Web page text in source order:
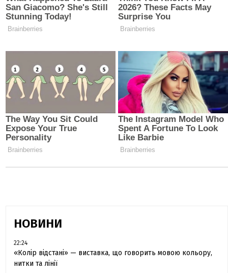
НОВИНИ
22:24
«Колір відстані» — виставка, що говорить мовою кольору,
нитки та лінії